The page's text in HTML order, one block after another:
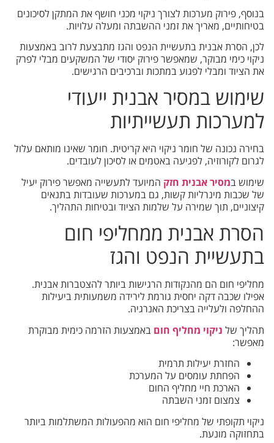
בנוסף, פירוק מערכות לצורך ניקוי מכני חושף את המתקן לסיכונים
בטיחותיים, מאריך את זמני ההשבתה ומעלה עלויות.
לכן, הסרת אבנית בתעשיית הנפט והגז מתבצעת לרוב באמצעות
ניקוי כימי מבוקר, שמאפשר פירוק יסודי של המשקעים מבלי לפרק
את הציוד ומבלי לפגוע במתכות וברכיבים הרגישים.
שימוש במסיר אבנית ייעודי
למערכות תעשייתיות
בחירה נכונה של חומר ניקוי היא קריטית. חומר שאינו מותאם עלול
לגרום לקורוזיה, לפגיעה באטמים או לסיכון לעובדים.
שימוש במסיר אבנית חזק המיועד לתעשייה מאפשר פירוק יעיל
של שכבות מינרליות קשות, גם במערכות שעובדות בתנאים
קיצוניים, תוך שמירה על שלמות הציוד ובטיחות התהליך.
הסרת אבנית ממחליפי חום
בתעשיית הנפט והגז
מחליפי חום הם מהנקודות הרגישות ביותר להצטברות אבנית.
אפילו שכבה דקה יחסית גורמת לירידה משמעותית ביעילות
ההחלפה ולעלייה בצריכת האנרגיה.
תהליך של ניקוי מחליף חום באמצעות הזרמה כימית מבוקרת
מאפשר:
החזרת יעילות תרמית
הפחתת עומסים על המערכת
הארכת חיי מחליף החום
צמצום זמני השבתה
ניקוי תקופתי של מחליפי חום הוא מהפעולות המשתלמות ביותר
בתחזוקה מונעת.